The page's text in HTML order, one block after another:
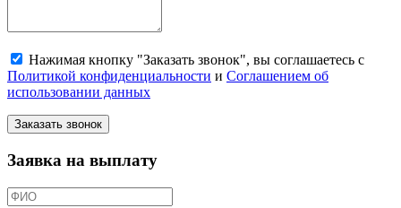
Нажимая кнопку "Заказать звонок", вы соглашаетесь с
Политикой конфиденциальности и Соглашением об
использовании данных
Заказать звонок
Заявка на выплату